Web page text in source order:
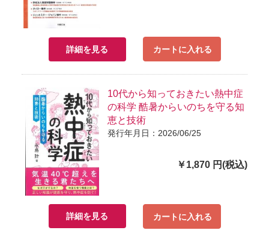
詳細を見る カートに入れる
10代から知っておきたい熱中症
の科学 酷暑からいのちを守る知
恵と技術
発行年月日：2026/06/25
￥1,870 円(税込)
詳細を見る カートに入れる